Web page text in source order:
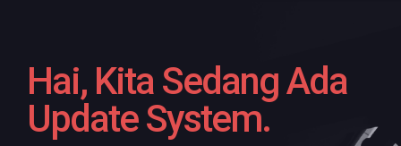
Hai, Kita Sedang Ada
Update System.